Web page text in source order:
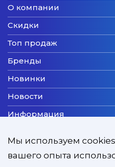
О компании
Скидки
Топ продаж
Бренды
Новинки
Новости
Информация
Мы используем
вашего опыта